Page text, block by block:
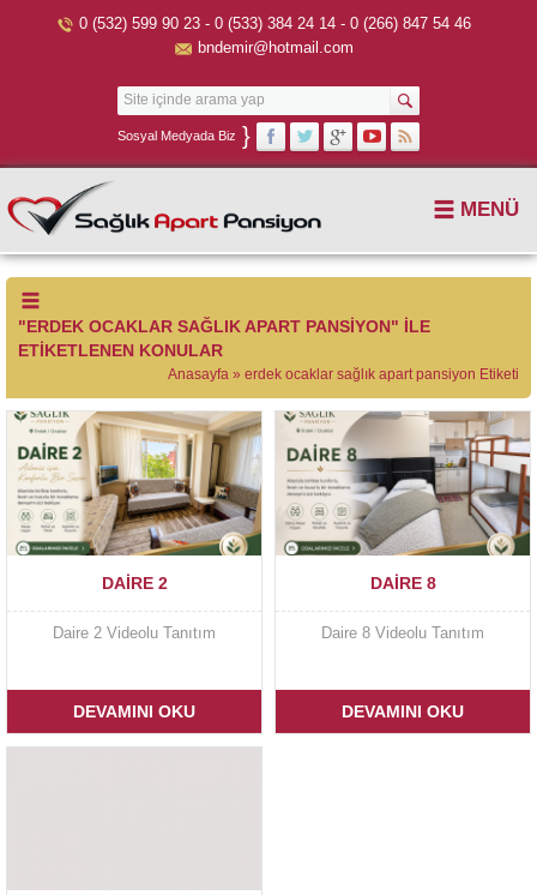
0 (532) 599 90 23 - 0 (533) 384 24 14 - 0 (266) 847 54 46
bndemir@hotmail.com
Sosyal Medyada Biz }
MENÜ
"ERDEK OCAKLAR SAĞLIK APART PANSIYON" ILE
ETIKETLENEN KONULAR
Anasayfa » erdek ocaklar sağlık apart pansiyon Etiketi
DAIRE 2
Daire 2 Videolu Tanıtım
DEVAMINI OKU
DAIRE 8
Daire 8 Videolu Tanıtım
DEVAMINI OKU